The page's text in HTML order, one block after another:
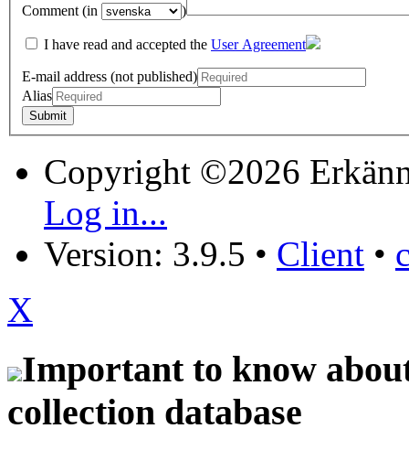
Comment (in )
I have read and accepted the User Agreement
E-mail address (not published)
Alias
Copyright ©2026
Log in...
Version: 3.9.5 • Client •
X
Important to know
collection database